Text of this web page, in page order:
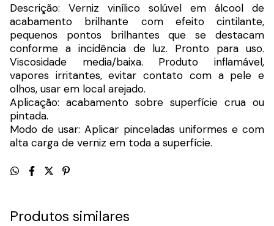
Descrição: Verniz vinílico solúvel em álcool de
acabamento brilhante com efeito cintilante,
pequenos pontos brilhantes que se destacam
conforme a incidência de luz. Pronto para uso.
Viscosidade media/baixa. Produto inflamável,
vapores irritantes, evitar contato com a pele e
olhos, usar em local arejado.
Aplicação: acabamento sobre superfície crua ou
pintada.
Modo de usar: Aplicar pinceladas uniformes e com
alta carga de verniz em toda a superfície.
Produtos similares